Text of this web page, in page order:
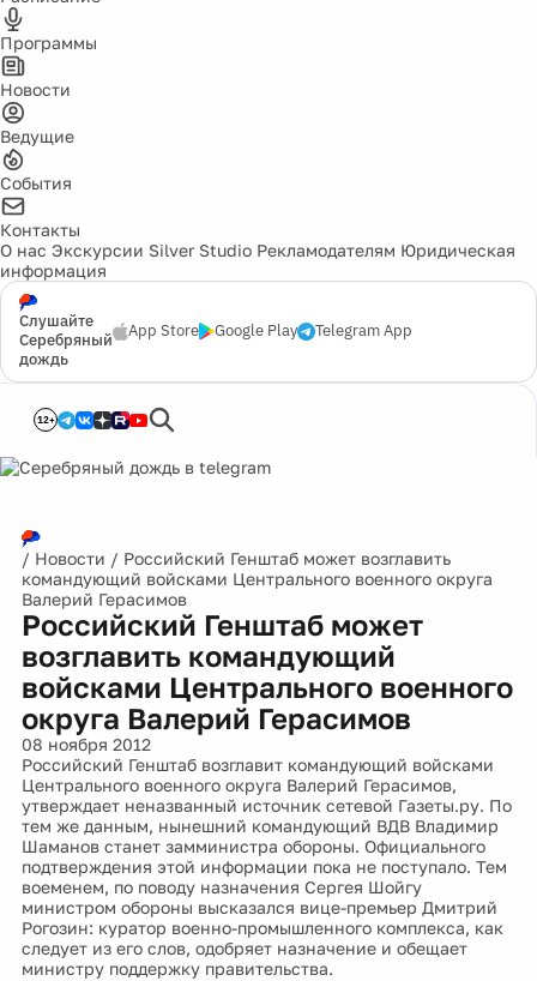
Программы
Новости
Ведущие
События
Контакты
О нас Экскурсии Silver Studio Рекламодателям Юридическая
информация
Слушайте
Серебряный
дождь
App Store Google Play Telegram App
12+
/ Новости / Российский Генштаб может возглавить
командующий войсками Центрального военного округа
Валерий Герасимов
Российский Генштаб может
возглавить командующий
войсками Центрального военного
округа Валерий Герасимов
08 ноября 2012
Российский Генштаб возглавит командующий войсками
Центрального военного округа Валерий Герасимов,
утверждает неназванный источник сетевой Газеты.ру. По
тем же данным, нынешний командующий ВДВ Владимир
Шаманов станет замминистра обороны. Официального
подтверждения этой информации пока не поступало. Тем
воеменем, по поводу назначения Сергея Шойгу
министром обороны высказался вице-премьер Дмитрий
Рогозин: куратор военно-промышленного комплекса, как
следует из его слов, одобряет назначение и обещает
министру поддержку правительства.